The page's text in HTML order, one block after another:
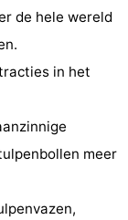
de hele wereld
in het
meer